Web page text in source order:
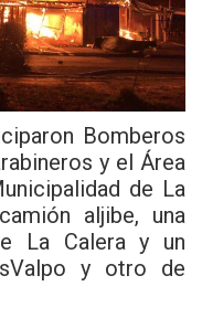
Bomberos
y el Área
de La
aljibe, una
La Calera y un
y otro de